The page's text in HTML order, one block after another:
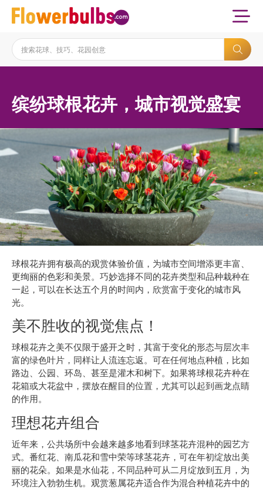
缤纷球根花卉，城市视觉盛宴
球根花卉拥有极高的观赏体验价值，为城市空间增添更丰富、
更绚丽的色彩和美景。巧妙选择不同的花卉类型和品种栽种在
一起，可以在长达五个月的时间内，欣赏富于变化的城市风
光。
美不胜收的视觉焦点！
球根花卉之美不仅限于盛开之时，其富于变化的形态与层次丰
富的绿色叶片，同样让人流连忘返。可在任何地点种植，比如
路边、公园、环岛、甚至是灌木和树下。如果将球根花卉种在
花箱或大花盆中，摆放在醒目的位置，尤其可以起到画龙点睛
的作用。
理想花卉组合
近年来，公共场所中会越来越多地看到球茎花卉混种的园艺方
式。番红花、南瓜花和雪中荣等球茎花卉，可在年初绽放出美
丽的花朵。如果是水仙花，不同品种可从二月绽放到五月，为
环境注入勃勃生机。观赏葱属花卉适合作为混合种植花卉中的